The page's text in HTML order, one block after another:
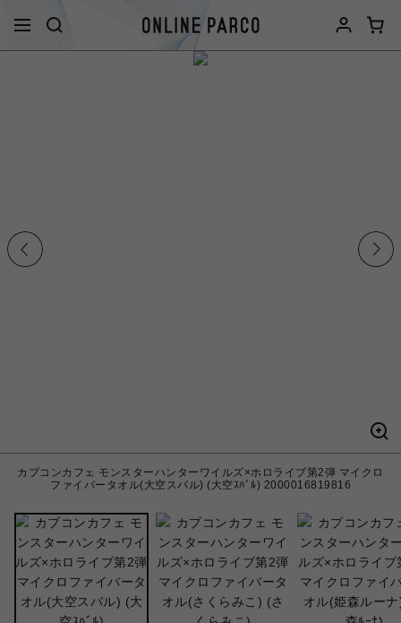
カプコンカフェ モンスターハンターワイルズ×ホロライブ第2弾 マイクロ
ファイバータオル(大空スバル) (大空ｽﾊﾞﾙ) 2000016819816